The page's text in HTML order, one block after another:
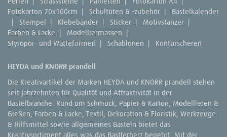
Fotokarton 70x100cm | Schultüten & -zubehör |
Bastelkalender
|
Stempel | Klebebänder | Sticker | Motivstanzer |
Farben & Lacke | Modelliermassen |
Styropor- und Watteformen | Schablonen | Konturscheren
HEYDA und KNORR prandell
Die Kreativartikel der Marken HEYDA und KNORR prandell stehen
seit Jahrzehnten für Qualität und Attraktivität in der
Bastelbranche. Rund um Schmuck, Papier & Karton, Modellieren &
Gießen, Farben & Lacke, Textil, Dekoration & Floristik, Werkzeuge
& Hilfsmittel sowie allgemeines Basteln bietet das
Kreativsortiment alles was das Bastlerherz begehrt. Mit der